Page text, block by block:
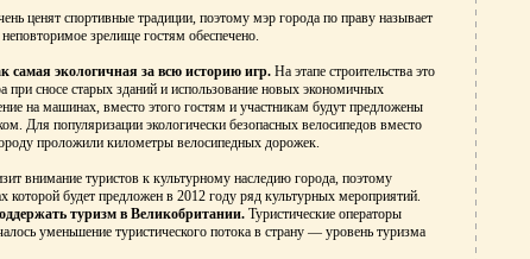
ценят спортивные традиции, поэтому мэр города по праву называет
зрелище гостям обеспечено.
самая экологичная за всю историю игр. На этапе строительства это
при сносе старых зданий и использование новых экономичных
на машинах, вместо этого гостям и участникам будут предложены
Для популяризации экологически безопасных велосипедов вместо
проложили километры велосипедных дорожек.
внимание туристов к культурному наследию города, поэтому
будет предложен в 2012 году ряд культурных мероприятий.
туризм в Великобритании. Туристические операторы
уменьшение туристического потока в страну — уровень туризма